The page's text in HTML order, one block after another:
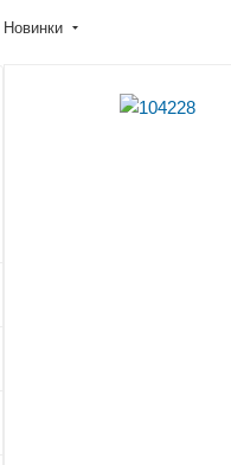
Новинки